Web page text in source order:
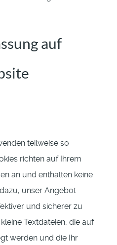
auf
teilweise so
richten auf Ihrem
an und enthalten keine
unser Angebot
und sicherer zu
Textdateien, die auf
werden und die Ihr